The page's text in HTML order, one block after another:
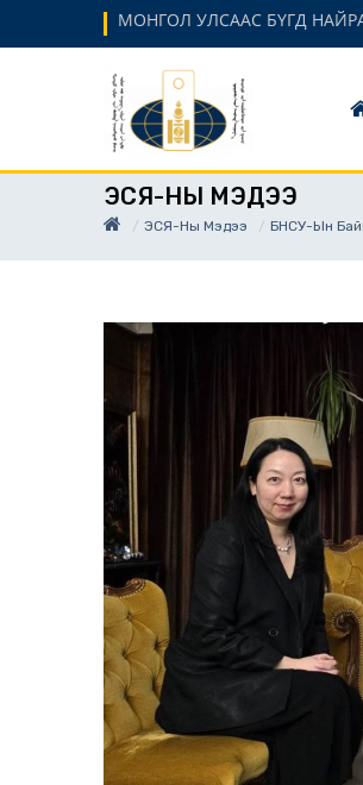
МОНГОЛ УЛСААС БҮГД
ЭСЯ-НЫ МЭДЭЭ
ЭСЯ-Ны Мэдээ БНСУ-Ын